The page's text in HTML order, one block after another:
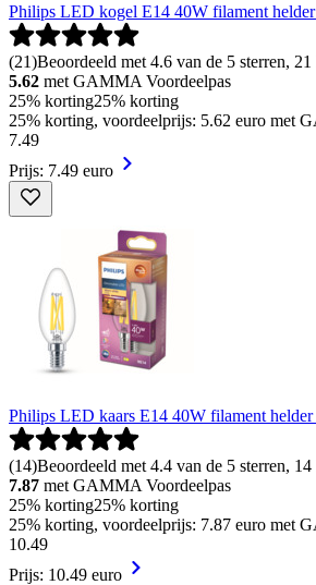
Philips LED kogel E14 40W filament
(21)Beoordeeld met 4.6 van de 5 sterren,
5.62 met GAMMA Voordeelpas
25% korting25% korting
25% korting, voordeelprijs: 5.62 euro met
7.49
Prijs: 7.49 euro
Philips LED kaars E14 40W filament
(14)Beoordeeld met 4.4 van de 5 sterren,
7.87 met GAMMA Voordeelpas
25% korting25% korting
25% korting, voordeelprijs: 7.87 euro met
10.49
Prijs: 10.49 euro